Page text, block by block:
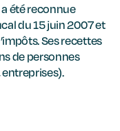
été reconnue
du 15 juin 2007 et
Ses recettes
de personnes